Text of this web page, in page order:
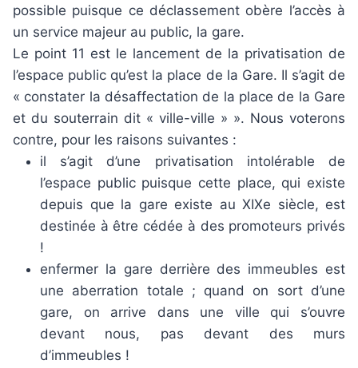
possible puisque ce déclassement obère l’accès à
un service majeur au public, la gare.
Le point 11 est le lancement de la privatisation de
l’espace public qu’est la place de la Gare. Il s’agit de
« constater la désaffectation de la place de la Gare
et du souterrain dit « ville-ville » ». Nous voterons
contre, pour les raisons suivantes :
il s’agit d’une privatisation intolérable de
l’espace public puisque cette place, qui existe
depuis que la gare existe au XIXe siècle, est
destinée à être cédée à des promoteurs privés
!
enfermer la gare derrière des immeubles est
une aberration totale ; quand on sort d’une
gare, on arrive dans une ville qui s’ouvre
devant nous, pas devant des murs
d’immeubles !